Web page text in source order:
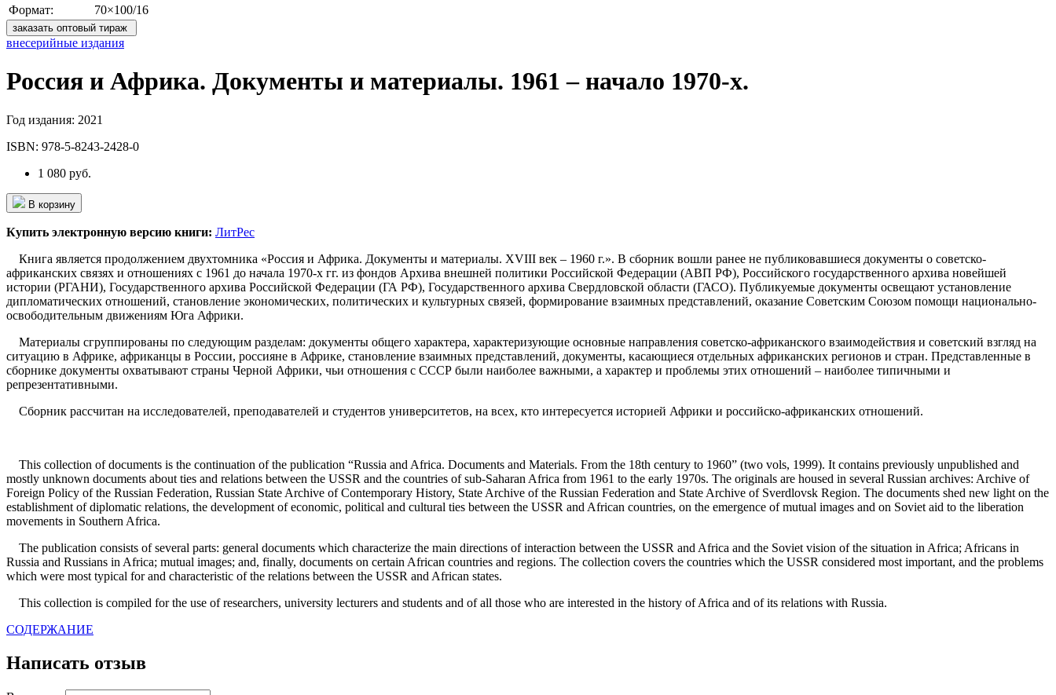
Формат:
70×100/16
заказать оптовый тираж
внесерийные издания
Россия и Африка. Документы и материалы. 1961 – начало 1970-х.
Год издания: 2021
ISBN: 978-5-8243-2428-0
1 080 руб.
В корзину
Купить электронную версию книги: ЛитРес
Книга является продолжением двухтомника «Россия и Африка. Документы и материалы. ХVIII век – 1960 г.». В сборник вошли ранее не публиковавшиеся документы о советско-
африканских связях и отношениях с 1961 до начала 1970-х гг. из фондов Архива внешней политики Российской Федерации (АВП РФ), Российского государственного архива новейшей
истории (РГАНИ), Государственного архива Российской Федерации (ГА РФ), Государственного архива Свердловской области (ГАСО). Публикуемые документы освещают установление
дипломатических отношений, становление экономических, политических и культурных связей, формирование взаимных представлений, оказание Советским Союзом помощи национально-
освободительным движениям Юга Африки.
Материалы сгруппированы по следующим разделам: документы общего характера, характеризующие основные направления советско-африканского взаимодействия и советский взгляд на
ситуацию в Африке, африканцы в России, россияне в Африке, становление взаимных представлений, документы, касающиеся отдельных африканских регионов и стран. Представленные в
сборнике документы охватывают страны Черной Африки, чьи отношения с СССР были наиболее важными, а характер и проблемы этих отношений – наиболее типичными и
репрезентативными.
Сборник рассчитан на исследователей, преподавателей и студентов университетов, на всех, кто интересуется историей Африки и российско-африканских отношений.
This collection of documents is the continuation of the publication “Russia and Africa. Documents and Materials. From the 18th century to 1960” (two vols, 1999). It contains previously unpublished and
mostly unknown documents about ties and relations between the USSR and the countries of sub-Saharan Africa from 1961 to the early 1970s. The originals are housed in several Russian archives: Archive of
Foreign Policy of the Russian Federation, Russian State Archive of Contemporary History, State Archive of the Russian Federation and State Archive of Sverdlovsk Region. The documents shed new light on the
establishment of diplomatic relations, the development of economic, political and cultural ties between the USSR and African countries, on the emergence of mutual images and on Soviet aid to the liberation
movements in Southern Africa.
The publication consists of several parts: general documents which characterize the main directions of interaction between the USSR and Africa and the Soviet vision of the situation in Africa; Africans in
Russia and Russians in Africa; mutual images; and, finally, documents on certain African countries and regions. The collection covers the countries which the USSR considered most important, and the problems
which were most typical for and characteristic of the relations between the USSR and African states.
This collection is compiled for the use of researchers, university lecturers and students and of all those who are interested in the history of Africa and of its relations with Russia.
СОДЕРЖАНИЕ
Написать отзыв